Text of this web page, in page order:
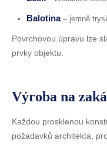
Balotina– jemně
Povrchovou úpravu lze
prvky objektu.
Výroba na
Každou prosklenou
požadavků architekta,